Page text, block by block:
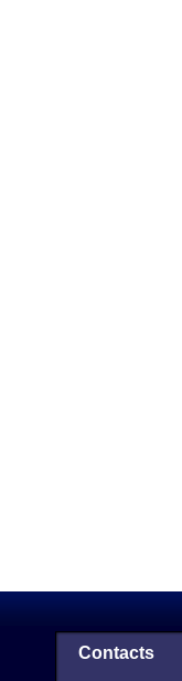
Contacts